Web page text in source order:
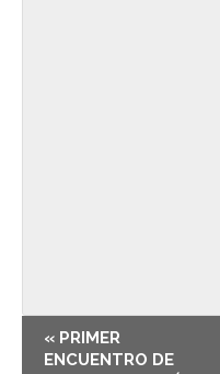
« PRIMER
ENCUENTRO DE